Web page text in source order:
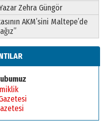
Zehra Güngör
AKM’sini Maltepe’de